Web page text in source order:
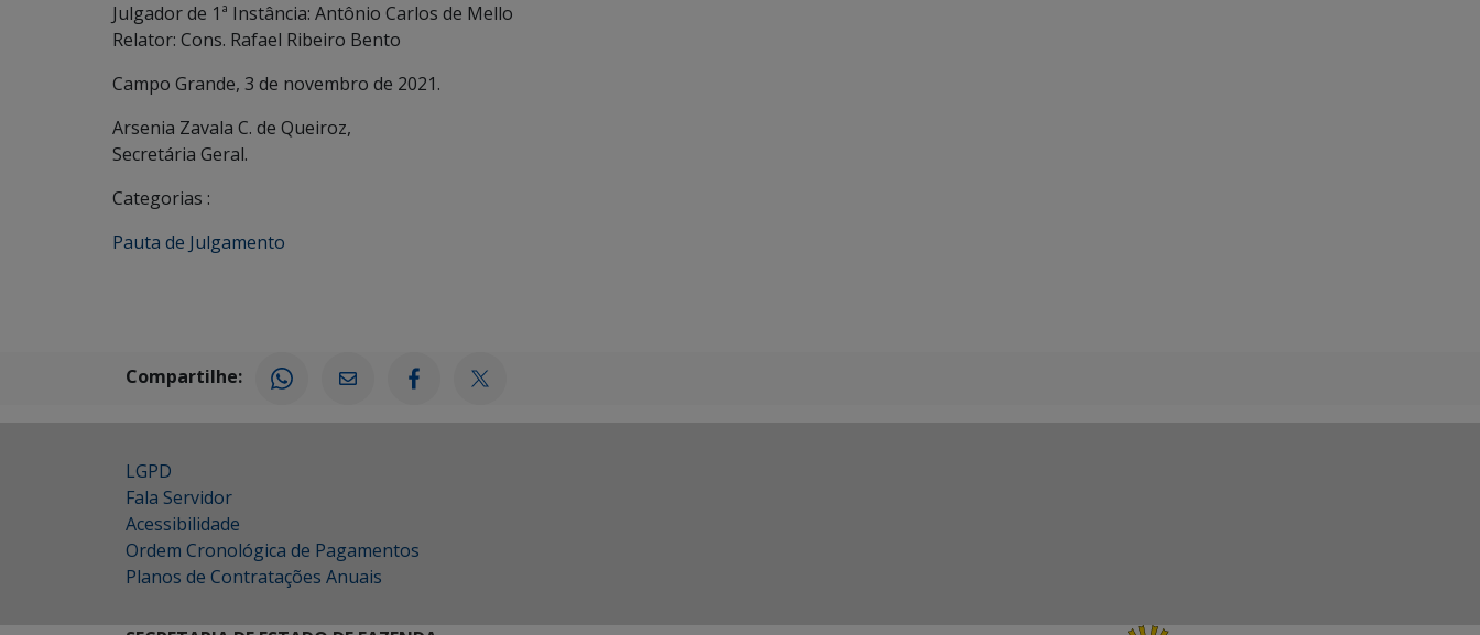
Julgador de 1ª Instância: Antônio Carlos de Mello
Relator: Cons. Rafael Ribeiro Bento
Campo Grande, 3 de novembro de 2021.
Arsenia Zavala C. de Queiroz,
Secretária Geral.
Categorias :
Pauta de Julgamento
Compartilhe:
LGPD
Fala Servidor
Acessibilidade
Ordem Cronológica de Pagamentos
Planos de Contratações Anuais